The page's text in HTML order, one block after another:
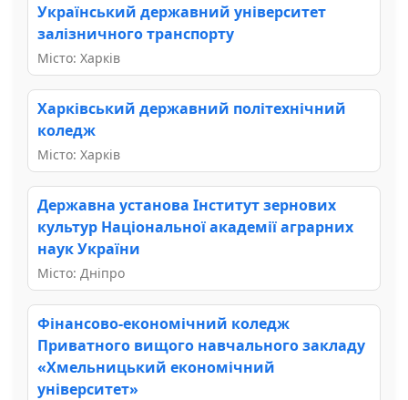
Український державний університет
залізничного транспорту
Місто: Харків
Харківський державний політехнічний
коледж
Місто: Харків
Державна установа Інститут зернових
культур Національної академії аграрних
наук України
Місто: Дніпро
Фінансово-економічний коледж
Приватного вищого навчального закладу
«Хмельницький економічний
університет»